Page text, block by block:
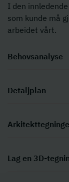
I den
som kunde må
arbeidet vårt.
Behovsanalyse
Detaljplan
Lag en 3D-